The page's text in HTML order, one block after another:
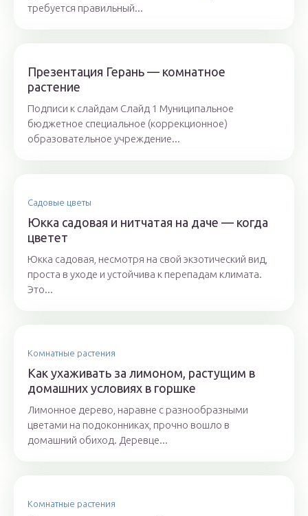
требуется правильный...
Презентация Герань — комнатное
растение
Подписи к слайдам Слайд 1 Муниципальное
бюджетное специальное (коррекционное)
образовательное учреждение...
Садовые цветы
Юкка садовая и нитчатая на даче — когда
цветет
Юкка садовая, несмотря на свой экзотический вид,
проста в уходе и устойчива к перепадам климата.
Это...
Комнатные растения
Как ухаживать за лимоном, растущим в
домашних условиях в горшке
Лимонное дерево, наравне с разнообразными
цветами на подоконниках, прочно вошло в
домашний обиход. Деревце...
Комнатные растения